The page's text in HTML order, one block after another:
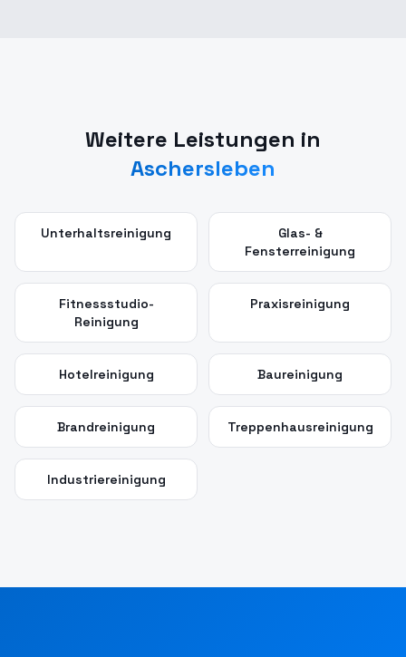
Weitere Leistungen in
Aschersleben
Unterhaltsreinigung
Glas- &
Fensterreinigung
Fitnessstudio-
Reinigung
Praxisreinigung
Hotelreinigung Baureinigung
Brandreinigung Treppenhausreinigung
Industriereinigung